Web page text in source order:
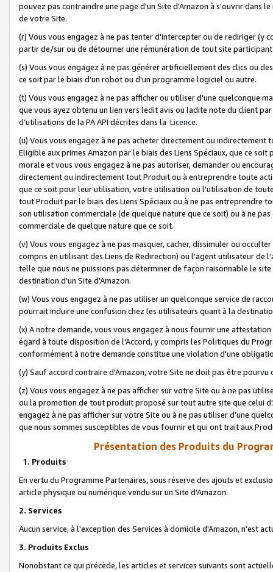
pouvez pas contraindre une page d'un Site d'Amazon à s'ouvrir dans
de votre Site.
(r) Vous vous engagez à ne pas tenter d'intercepter ou de rediriger
partir de/sur ou de détourner une rémunération de tout site
(s) Vous vous engagez à ne pas générer artificiellement des clics ou
ce soit par le biais d'un robot ou d'un programme logiciel ou autre.
(t) Vous vous engagez à ne pas afficher ou utiliser d’une quelconque
que vous ayez obtenu un lien vers ledit avis ou ladite note du client
d’utilisations de la PA API décrites dans la Licence.
(u) Vous vous engagez à ne pas acheter directement ou
Eligible aux primes Amazon par le biais des Liens Spéciaux, que ce
morale et vous vous engagez à ne pas autoriser, demander ou
directement ou indirectement tout Produit ou à entreprendre toute
que ce soit pour leur utilisation, votre utilisation ou l'utilisation de
tout Produit par le biais des Liens Spéciaux ou à ne pas entreprendre
son utilisation commerciale (de quelque nature que ce soit) ou à ne
commerciale de quelque nature que ce soit.
(v) Vous vous engagez à ne pas masquer, cacher, dissimuler ou
compris en utilisant des Liens de Redirection) ou l'agent utilisateur
telle que nous ne puissions pas déterminer de façon raisonnable le
destination d'un Site d'Amazon.
(w) Vous vous engagez à ne pas utiliser un quelconque service de
pourrait induire une confusion chez les utilisateurs quant à la
(x) A notre demande, vous vous engagez à nous fournir une
égard à toute disposition de l'Accord, y compris les Politiques du
conformément à notre demande constitue une violation d'une
(y) Sauf accord contraire d'Amazon, votre Site ne doit pas être
(z) Vous vous engagez à ne pas afficher sur votre Site ou à ne pas
ou la promotion de tout produit proposé sur tout autre site que celui
engagez à ne pas afficher sur votre Site ou à ne pas utiliser d’une
que nous sommes susceptibles de vous fournir et qui ont trait aux
Présentation des Produits du
1. Produits
En vertu du Programme Partenaires, sous réserve des ajouts et
article physique ou numérique vendu sur un Site d'Amazon.
2. Services
Aucun service, à l'exception des Services à domicile d'Amazon, n'est
3. Produits Exclus
Nonobstant ce qui précède, les articles et services suivants sont